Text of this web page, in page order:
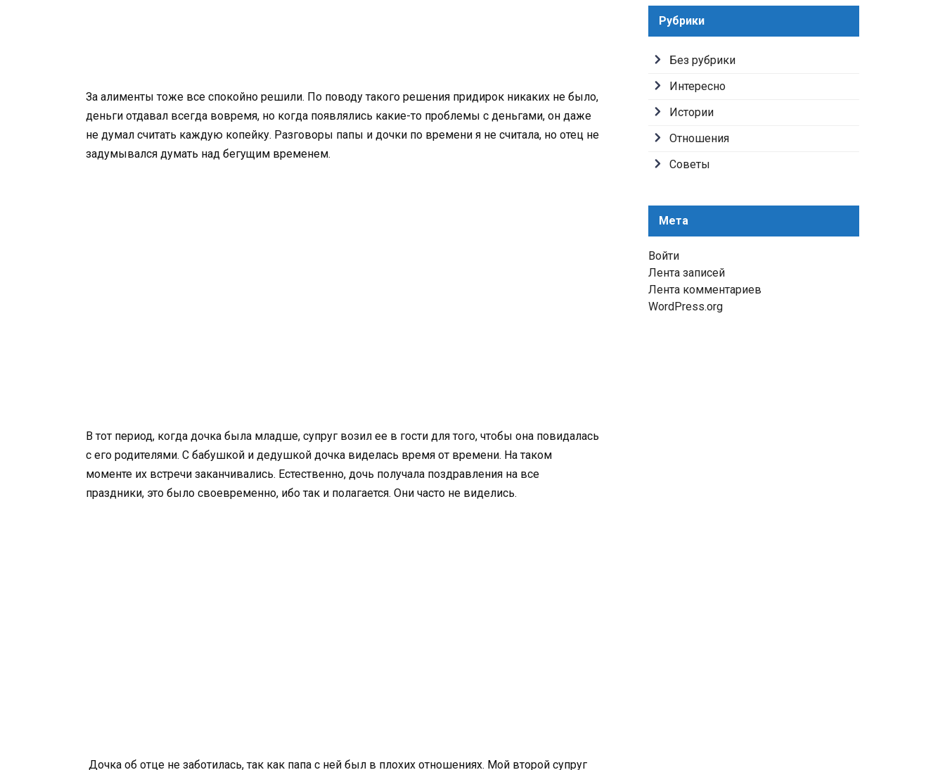
За алименты тоже все спокойно решили. По поводу такого решения придирок никаких не было,
деньги отдавал всегда вовремя, но когда появлялись какие-то проблемы с деньгами, он даже
не думал считать каждую копейку. Разговоры папы и дочки по времени я не считала, но отец не
задумывался думать над бегущим временем.
В тот период, когда дочка была младше, супруг возил ее в гости для того, чтобы она повидалась
с его родителями. С бабушкой и дедушкой дочка виделась время от времени. На таком
моменте их встречи заканчивались. Естественно, дочь получала поздравления на все
праздники, это было своевременно, ибо так и полагается. Они часто не виделись.
Дочка об отце не заботилась, так как папа с ней был в плохих отношениях. Мой второй супруг
Рубрики
Без рубрики
Интересно
Истории
Отношения
Советы
Мета
Войти
Лента записей
Лента комментариев
WordPress.org